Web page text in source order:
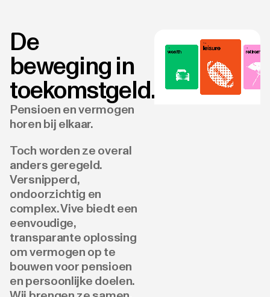
De
beweging in
toekomstgeld.
Pensioen en vermogen
horen bij elkaar.
Toch worden ze overal
anders geregeld.
Versnipperd,
ondoorzichtig en
complex. Vive biedt een
eenvoudige,
transparante oplossing
om vermogen op te
bouwen voor pensioen
en persoonlijke doelen.